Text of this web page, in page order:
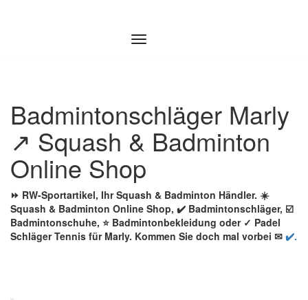
Badmintonschläger Marly
↗️ Squash & Badminton
Online Shop
⏩ RW-Sportartikel, Ihr Squash & Badminton Händler. ☀️
Squash & Badminton Online Shop, ✔️ Badmintonschläger, ☑️
Badmintonschuhe, ⭐ Badmintonbekleidung oder ✓ Padel
Schläger Tennis für Marly. Kommen Sie doch mal vorbei ✉ ✔️.